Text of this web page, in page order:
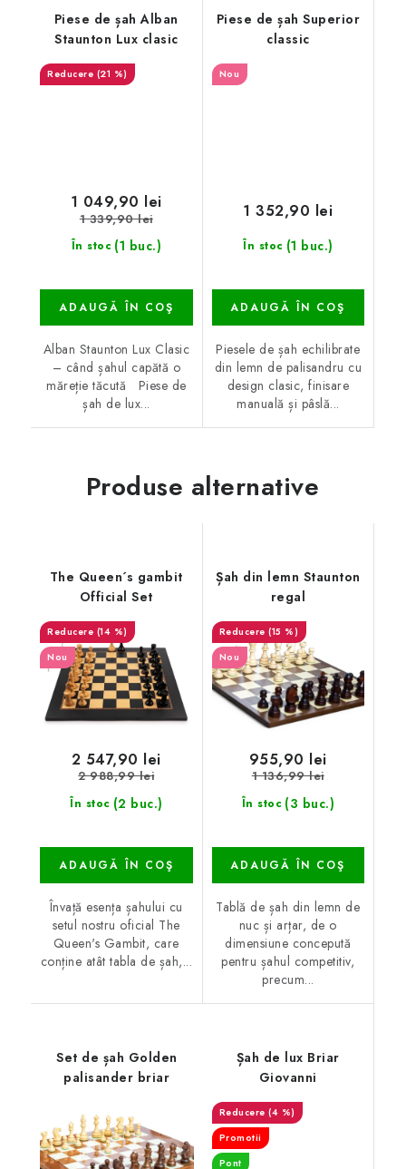
Piese de șah Alban
Staunton Lux clasic
(21 %)
În stoc (1 buc.)
1 049,90 lei
1 339,90 lei
ADAUGĂ ÎN COŞ
Alban Staunton Lux Clasic
– când șahul capătă o
măreție tăcută Piese de
șah de lux...
Piese de șah Superior
classic
Nou
În stoc (1 buc.)
1 352,90 lei
ADAUGĂ ÎN COŞ
Piesele de șah echilibrate
din lemn de palisandru cu
design clasic, finisare
manuală și pâslă...
Produse alternative
The Queen´s gambit
Official Set
(14 %)
Nou
În stoc (2 buc.)
2 547,90 lei
2 988,99 lei
ADAUGĂ ÎN COŞ
Învață esența șahului cu
setul nostru oficial The
Queen's Gambit, care
conține atât tabla de șah,...
Șah din lemn Staunton
regal
(15 %)
Nou
În stoc (3 buc.)
955,90 lei
1 136,99 lei
ADAUGĂ ÎN COŞ
Tablă de șah din lemn de
nuc și arțar, de o
dimensiune concepută
pentru șahul competitiv,
precum...
Set de șah Golden
palisander briar
Șah de lux Briar
Giovanni
(4 %)
Promotii
Pont